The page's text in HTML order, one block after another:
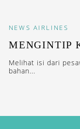
NEWS AIRLINES
MENGINTIP
Melihat isi dari
bahan...